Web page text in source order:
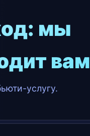
мы
вам
услугу.